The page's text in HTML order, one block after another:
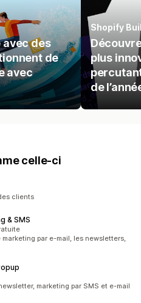
avec des
de
avec
Shopify
plus
de
celle-ci
clients
& SMS
par e-mail, les newsletters,
marketing par SMS et e-mail